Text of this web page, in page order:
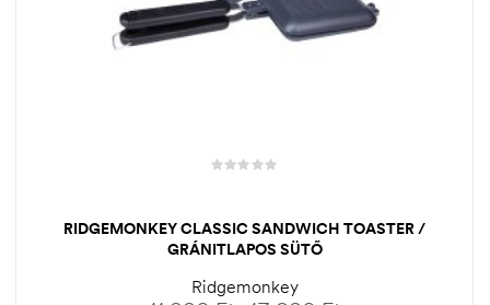
RIDGEMONKEY CLASSIC SANDWICH TOASTER /
GRÁNITLAPOS SÜTŐ
Ridgemonkey